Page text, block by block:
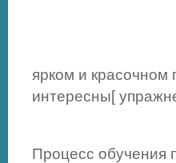
ярком и красочном
интересны[
Процесс обучения